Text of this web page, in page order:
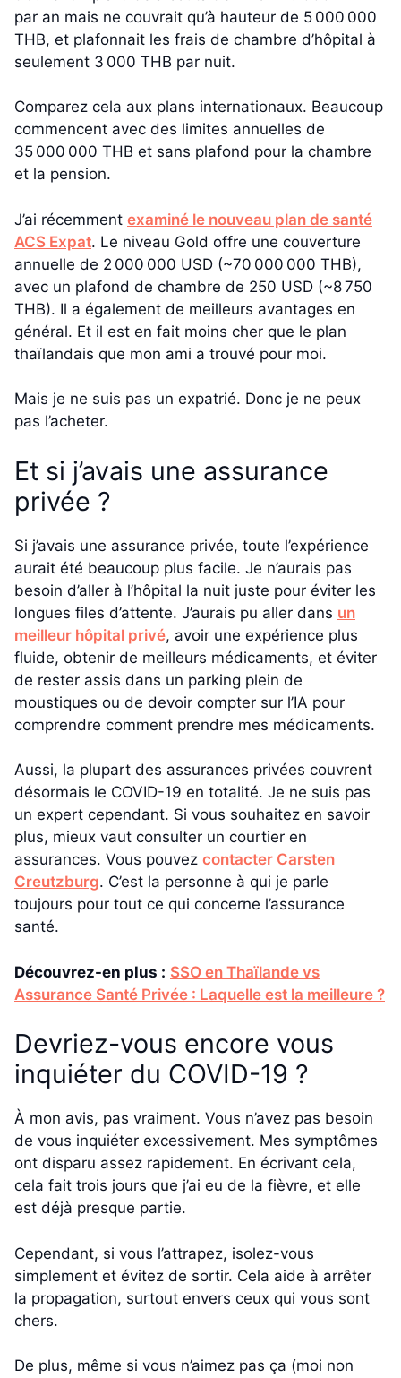
par an mais ne couvrait qu’à hauteur de 5 000 000
THB, et plafonnait les frais de chambre d’hôpital à
seulement 3 000 THB par nuit.
Comparez cela aux plans internationaux. Beaucoup
commencent avec des limites annuelles de
35 000 000 THB et sans plafond pour la chambre
et la pension.
J’ai récemment examiné le nouveau plan de santé
ACS Expat. Le niveau Gold offre une couverture
annuelle de 2 000 000 USD (~70 000 000 THB),
avec un plafond de chambre de 250 USD (~8 750
THB). Il a également de meilleurs avantages en
général. Et il est en fait moins cher que le plan
thaïlandais que mon ami a trouvé pour moi.
Mais je ne suis pas un expatrié. Donc je ne peux
pas l’acheter.
Et si j’avais une assurance
privée ?
Si j’avais une assurance privée, toute l’expérience
aurait été beaucoup plus facile. Je n’aurais pas
besoin d’aller à l’hôpital la nuit juste pour éviter les
longues files d’attente. J’aurais pu aller dans un
meilleur hôpital privé, avoir une expérience plus
fluide, obtenir de meilleurs médicaments, et éviter
de rester assis dans un parking plein de
moustiques ou de devoir compter sur l’IA pour
comprendre comment prendre mes médicaments.
Aussi, la plupart des assurances privées couvrent
désormais le COVID-19 en totalité. Je ne suis pas
un expert cependant. Si vous souhaitez en savoir
plus, mieux vaut consulter un courtier en
assurances. Vous pouvez contacter Carsten
Creutzburg. C’est la personne à qui je parle
toujours pour tout ce qui concerne l’assurance
santé.
Découvrez-en plus : SSO en Thaïlande vs
Assurance Santé Privée : Laquelle est la meilleure ?
Devriez-vous encore vous
inquiéter du COVID-19 ?
À mon avis, pas vraiment. Vous n’avez pas besoin
de vous inquiéter excessivement. Mes symptômes
ont disparu assez rapidement. En écrivant cela,
cela fait trois jours que j’ai eu de la fièvre, et elle
est déjà presque partie.
Cependant, si vous l’attrapez, isolez-vous
simplement et évitez de sortir. Cela aide à arrêter
la propagation, surtout envers ceux qui vous sont
chers.
De plus, même si vous n’aimez pas ça (moi non